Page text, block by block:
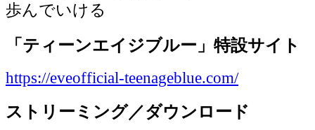
歩んでいける
「ティーンエイジブルー」特設サイト
https://eveofficial-teenageblue.com/
ストリーミング／ダウンロード